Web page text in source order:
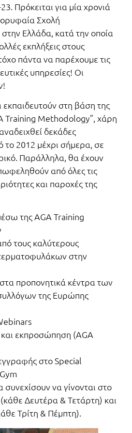
Πρόκειται για μία χρονιά
Σχολή
Ελλάδα, κατά την οποία
εκπλήξεις στους
πάντα να παρέχουμε τις
υπηρεσίες! Οι
στη βάση της
Training Methodology”, χάρη
δεκάδες
το 2012 μέχρι σήμερα, σε
Παράλληλα, θα έχουν
από όλες τις
και παροχές της
της AGA Training
τους καλύτερους
στην
προπονητικά κέντρα των
της Ευρώπης
εκπροσώπηση (AGA
στο Special
να γίνονται στο
Δευτέρα & Τετάρτη) και
Τρίτη & Πέμπτη).